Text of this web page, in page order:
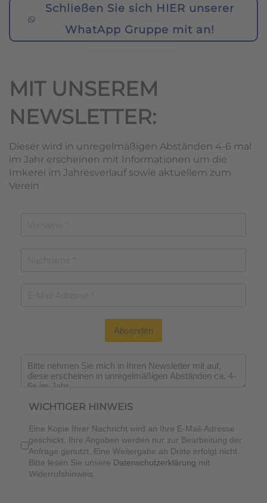
Schließen Sie sich HIER unserer
WhatApp Gruppe mit an!
MIT UNSEREM
NEWSLETTER:
Dieser wird in unregelmäßigen Abständen 4-6 mal
im Jahr erscheinen mit Informationen um die
Imkerei im Jahresverlauf sowie aktuellem zum
Verein
Absenden
WICHTIGER HINWEIS
Eine Kopie Ihrer Nachricht wird an Ihre E-Mail-Adresse
geschickt. Ihre Angaben werden nur zur Bearbeitung der
Anfrage genutzt. Eine Weitergabe an Dritte erfolgt nicht.
Bitte lesen Sie unsere Datenschutzerklärung mit
Widerrufshinweis.